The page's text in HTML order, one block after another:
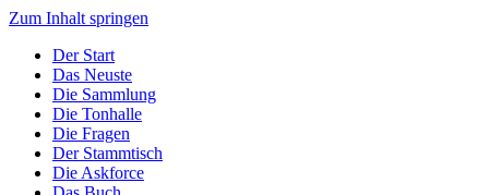
Zum Inhalt springen
Der Start
Das Neuste
Die Sammlung
Die Tonhalle
Die Fragen
Der Stammtisch
Die Askforce